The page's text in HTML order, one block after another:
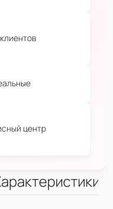
клиентов
центр